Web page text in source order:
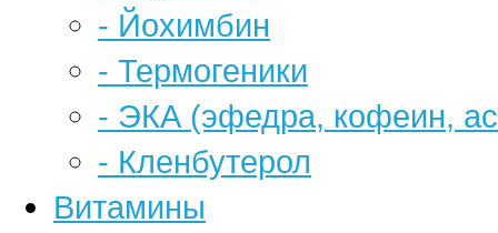
- Йохимбин
- Термогеники
- ЭКА (эфедра, кофеин,
- Кленбутерол
Витамины